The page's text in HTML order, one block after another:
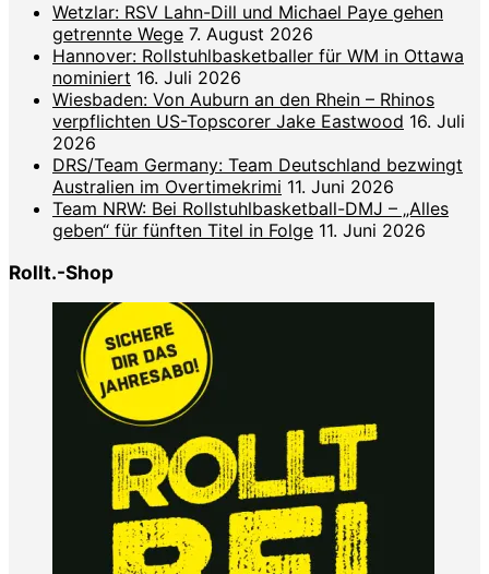
Wetzlar: RSV Lahn-Dill und Michael Paye gehen
getrennte Wege 7. August 2026
Hannover: Rollstuhlbasketballer für WM in Ottawa
nominiert 16. Juli 2026
Wiesbaden: Von Auburn an den Rhein – Rhinos
verpflichten US-Topscorer Jake Eastwood 16. Juli
2026
DRS/Team Germany: Team Deutschland bezwingt
Australien im Overtimekrimi 11. Juni 2026
Team NRW: Bei Rollstuhlbasketball-DMJ – „Alles
geben“ für fünften Titel in Folge 11. Juni 2026
Rollt.-Shop